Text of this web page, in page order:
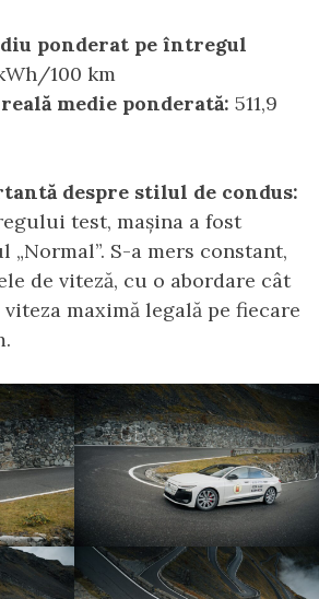
ponderat pe întregul
100 km
medie ponderată: 511,9
despre stilul de condus:
test, mașina a fost
„Normal”. S-a mers constant,
de viteză, cu o abordare cât
maximă legală pe fiecare